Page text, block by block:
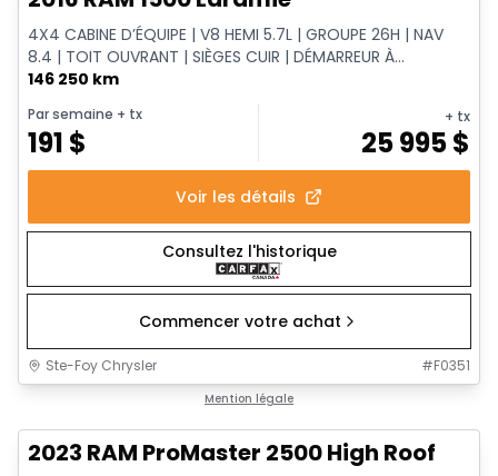
4X4 CABINE D’ÉQUIPE | V8 HEMI 5.7L | GROUPE 26H | NAV
8.4 | TOIT OUVRANT | SIÈGES CUIR | DÉMARREUR À...
146 250 km
Par semaine + tx
191 $
+ tx
25 995$
Voir les détails
Consultez l'historique
Commencer votre achat
Ste-Foy Chrysler #F0351
Mention légale
2023 RAM ProMaster 2500 High Roof